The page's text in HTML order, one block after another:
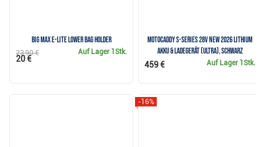
Big Max e-Lite Lower Bag Holder
Auf Lager 1Stk.
23,90 €
20 €
Motocaddy S-Series 28V NEW 2026 Lithium
Akku & Ladegerät (ULTRA), schwarz
Auf Lager 1Stk.
459 €
-16%